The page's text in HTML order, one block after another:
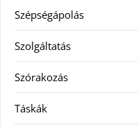
Szépségápolás
Szolgáltatás
Szórakozás
Táskák